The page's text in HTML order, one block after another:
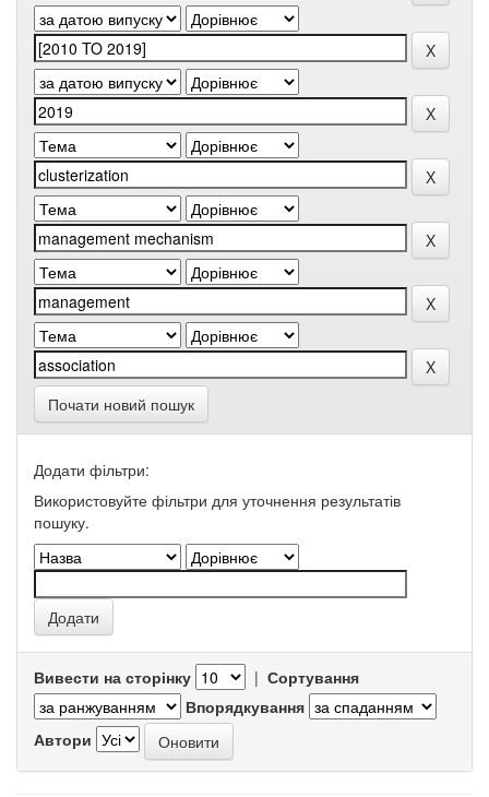
Почати новий пошук
Додати фільтри:
Використовуйте фільтри для уточнення результатів
пошуку.
Вивести на сторінку | Сортування
Впорядкування
Автори